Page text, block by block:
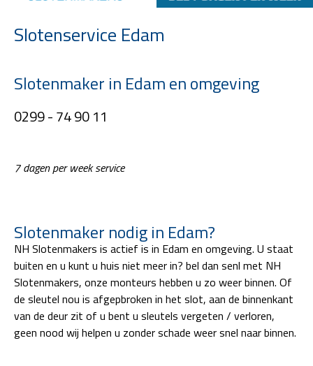
Slotenservice Edam
Slotenmaker in Edam en omgeving
0299 - 74 90 11
7 dagen per week service
Slotenmaker nodig in Edam?
NH Slotenmakers is actief is in Edam en omgeving. U staat
buiten en u kunt u huis niet meer in? bel dan senl met NH
Slotenmakers, onze monteurs hebben u zo weer binnen. Of
de sleutel nou is afgepbroken in het slot, aan de binnenkant
van de deur zit of u bent u sleutels vergeten / verloren,
geen nood wij helpen u zonder schade weer snel naar binnen.